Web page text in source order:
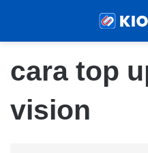
cara top
vision